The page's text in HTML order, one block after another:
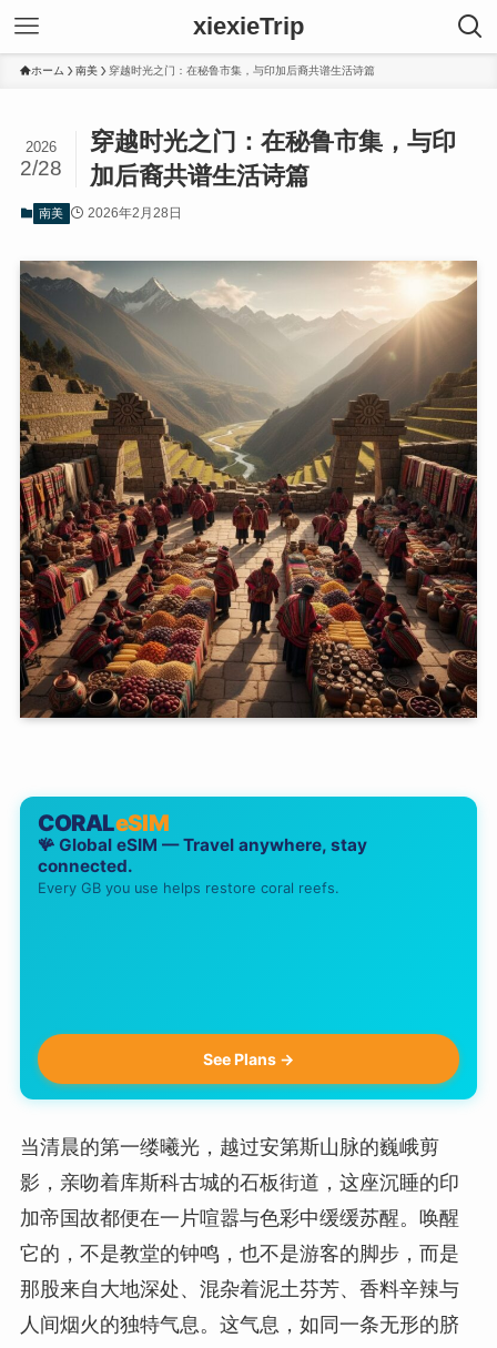
xiexieTrip
ホーム 南美 穿越时光之门：在秘鲁市集，与印加后裔共谱生活诗篇
穿越时光之门：在秘鲁市集，与印
加后裔共谱生活诗篇
2026
2/28
南美 2026年2月28日
CORALeSIM
🪸 Global eSIM — Travel anywhere, stay
connected.
Every GB you use helps restore coral reefs.
See Plans →
当清晨的第一缕曦光，越过安第斯山脉的巍峨剪
影，亲吻着库斯科古城的石板街道，这座沉睡的印
加帝国故都便在一片喧嚣与色彩中缓缓苏醒。唤醒
它的，不是教堂的钟鸣，也不是游客的脚步，而是
那股来自大地深处、混杂着泥土芬芳、香料辛辣与
人间烟火的独特气息。这气息，如同一条无形的脐